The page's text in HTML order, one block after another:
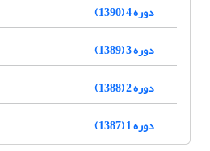
دوره 4 (1390)
دوره 3 (1389)
دوره 2 (1388)
دوره 1 (1387)